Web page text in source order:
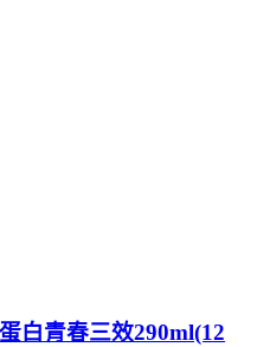
白青春三效290ml(12